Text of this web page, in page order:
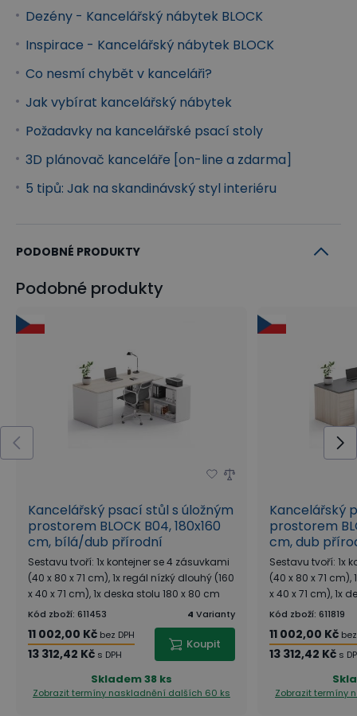
Řada kancelářského nábytku
BLOCK
Kolekce kancelářského nábytku BLOCK
výroby B2B Partner vnáší do kanceláří
minimalistický design, architektonickou estetiku
amaximální variabilituuspořádání. Kolekce
BLOCK je založena na jednoduchých geometrických
prostory, ale zároveň nahrazují podnože stolů. Díky
pracovních místna míru vašim potřebám během
Inspirujte se našimi návrhy
kancelářského nábytku BLOCK v našem
virtuálním showroomu
objednejte jednotlivé prvky nábytku, které
vás zaujmou!
+
+
+
Kolekce BLOCK nabízí širokou škálu prvků - úložné
skříně, skříňky a regály, samostatné stolové desky,
jednoduše kombinovat a vytvářet tak pracovní
Dezény - Kancelářský nábytek BLOCK
Inspirace - Kancelářský nábytek BLOCK
Co nesmí chybět v kanceláři?
Jak vybírat kancelářský nábytek
Požadavky na kancelářské psací stoly
3D plánovač kanceláře [on-line a zdarma]
5 tipů: Jak na skandinávský styl interiéru
PODOBNÉ PRODUKTY
Podobné produkty
Kancelářský psací stůl s úložným
prostorem BLOCK B04, 180x160
cm, bílá/dub přírodní
Sestavu tvoří: 1x kontejner se 4 zásuvkami
(40 x 80 x 71 cm), 1x regál nízký dlouhý (160
x 40 x 71 cm), 1x deska stolu 180 x 80 cm
Kód zboží: 611453 4 Varianty
11 002,00 Kč bez DPH
13 312,42 Kč s DPH
Koupit
Skladem38 ks
Zobrazit termíny naskladnění dalších 60 ks
Kancelářský
prostorem
cm, dub
Sestavu tvoří: 1x
(40 x 80 x 71 cm),
x 40 x 71 cm), 1x
Kód zboží: 611819
11 002,00 Kč
13 312,42 Kč s
Zobrazit termíny